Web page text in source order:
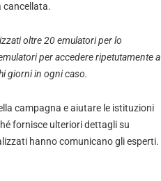
cancellata.
oltre 20 emulatori per lo
per accedere ripetutamente a
giorni in ogni caso.
campagna e aiutare le istituzioni
fornisce ulteriori dettagli su
hanno comunicano gli esperti.